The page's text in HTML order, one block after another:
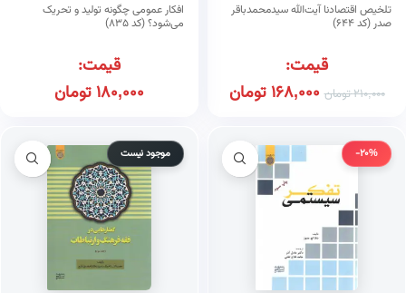
تلخیص اقتصادنا آیت‌الله سیدمحمدباقر
صدر (کد ۶۴۴)
قیمت:
210,000تومان 168,000تومان
افکار عمومی چگونه تولید و تحریک
می‌شود؟ (کد ۸۳۵)
قیمت:
180,000تومان
-20% موجود نیست